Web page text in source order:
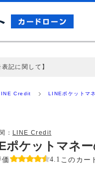
記に関して】
公平性を担保した情報提供を
Credit LINEポケットマ
： LINE Credit
ポケットマネ
4.1 このカー